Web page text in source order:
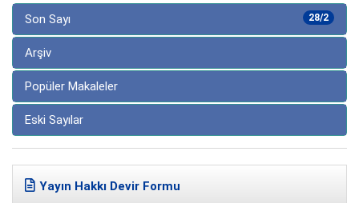
28/2
Son Sayı
Arşiv
Popüler Makaleler
Eski Sayılar
Yayın Hakkı Devir Formu